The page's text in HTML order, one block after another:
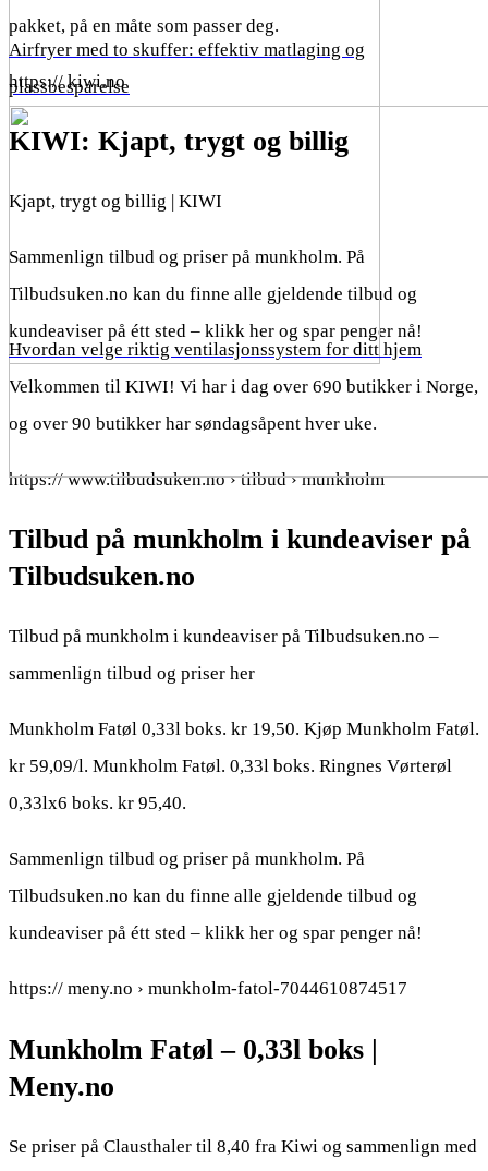
Airfryer med to skuffer: effektiv matlaging og
plassbesparelse
Hvordan velge riktig ventilasjonssystem for ditt hjem
pakket, på en måte som passer deg.
https:// kiwi.no
KIWI: Kjapt, trygt og billig
Kjapt, trygt og billig | KIWI
Sammenlign tilbud og priser på munkholm. På
Tilbudsuken.no kan du finne alle gjeldende tilbud og
kundeaviser på étt sted – klikk her og spar penger nå!
Velkommen til KIWI! Vi har i dag over 690 butikker i Norge,
og over 90 butikker har søndagsåpent hver uke.
https:// www.tilbudsuken.no › tilbud › munkholm
Tilbud på munkholm i kundeaviser på
Tilbudsuken.no
Tilbud på munkholm i kundeaviser på Tilbudsuken.no –
sammenlign tilbud og priser her
Munkholm Fatøl 0,33l boks. kr 19,50. Kjøp Munkholm Fatøl.
kr 59,09/l. Munkholm Fatøl. 0,33l boks. Ringnes Vørterøl
0,33lx6 boks. kr 95,40.
Sammenlign tilbud og priser på munkholm. På
Tilbudsuken.no kan du finne alle gjeldende tilbud og
kundeaviser på étt sted – klikk her og spar penger nå!
https:// meny.no › munkholm-fatol-7044610874517
Munkholm Fatøl – 0,33l boks |
Meny.no
Se priser på Clausthaler til 8,40 fra Kiwi og sammenlign med